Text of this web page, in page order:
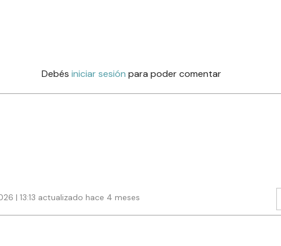
Debés iniciar sesión para poder comentar
| 13:13 actualizado hace 4 meses